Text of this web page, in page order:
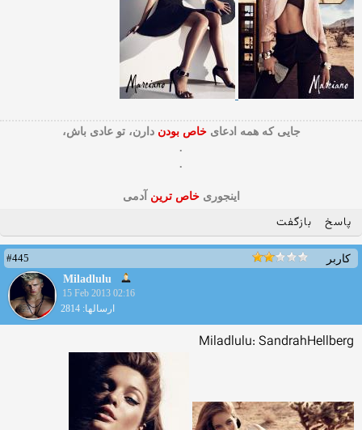
جایی که همه ادعایخاص بودن دارن، تو عادی باش،
.
.
اینجوریخاص ترین آدمی
پاسخ بازگفت
کاربر
#445
Miladlulu
15 Feb 2013 02:16
ارسالها: 2814
Miladlulu: SandrahHellberg